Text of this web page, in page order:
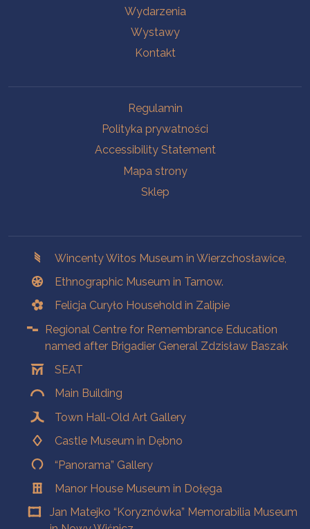
Wydarzenia
Wystawy
Kontakt
Regulamin
Polityka prywatności
Accessibility Statement
Mapa strony
Sklep
Wincenty Witos Museum in Wierzchosławice,
Ethnographic Museum in Tarnow.
Felicja Curyło Household in Zalipie
Regional Centre for Remembrance Education
named after Brigadier General Zdzisław Baszak
SEAT
Main Building
Town Hall-Old Art Gallery
Castle Museum in Dębno
“Panorama” Gallery
Manor House Museum in Dołęga
Jan Matejko “Koryznówka” Memorabilia Museum